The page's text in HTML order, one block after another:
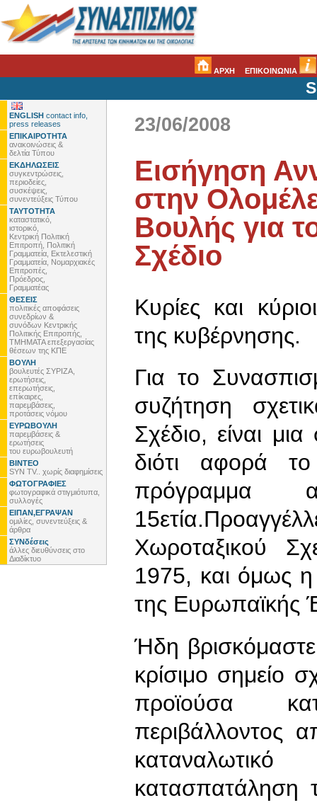
ΑΡΧΗ ΕΠΙΚΟΙΝΩΝΙΑ
ENGLISH contact info,
press releases
ΕΠΙΚΑΙΡΟΤΗΤΑ
ανακοινώσεις &
δελτία Τύπου
ΕΚΔΗΛΩΣΕΙΣ
συγκεντρώσεις,
περιοδείες,
συσκέψεις,
συνεντεύξεις Τύπου
ΤΑΥΤΟΤΗΤΑ
καταστατικό,
ιστορικό,
Κεντρική Πολιτική
Επιτροπή, Πολιτική
Γραμματεία, Εκτελεστική
Γραμματεία, Νομαρχιακές
Επιτροπές,
Πρόεδρος,
Γραμματέας
ΘΕΣΕΙΣ
πολιτικές αποφάσεις
συνεδρίων &
συνόδων Κεντρικής
Πολιτικής Επιτροπής,
ΤΜΗΜΑΤΑ επεξεργασίας
θέσεων της ΚΠΕ
ΒΟΥΛΗ
βουλευτές ΣΥΡΙΖΑ,
ερωτήσεις,
επερωτήσεις,
επίκαιρες,
παρεμβάσεις,
προτάσεις νόμου
ΕΥΡΩΒΟΥΛΗ
παρεμβάσεις &
ερωτήσεις
του ευρωβουλευτή
ΒΙΝΤΕΟ
SYN TV.. χωρίς διαφημίσεις
ΦΩΤΟΓΡΑΦΙΕΣ
φωτογραφικά στιγμιότυπα,
συλλογές
ΕΙΠΑΝ,ΕΓΡΑΨΑΝ
ομιλίες, συνεντεύξεις &
άρθρα
ΣΥΝδέσεις
άλλες διευθύνσεις στο
Διαδίκτυο
23/06/2008
Εισήγηση
στην
Βουλής για
Σχέδιο
Κυρίες και
της κυβέρνησης.
Για το
συζήτηση
Σχέδιο, είναι
διότι αφορά
Χωροταξικού
1975, και όμως η
της Ευρωπαϊκής
Ήδη
κρίσιμο σημείο
προϊούσα
περιβάλλοντος